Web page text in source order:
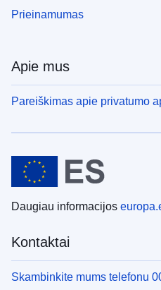
Prieinamumas
Apie mus
Pareiškimas apie privatumo
Daugiau informacijos
Kontaktai
Skambinkite mums telefonu